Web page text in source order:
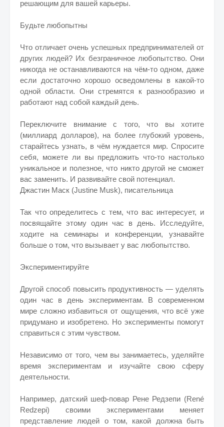
решающим для вашей карьеры.
Будьте любопытны
Что отличает очень успешных предпринимателей от
других людей? Их безграничное любопытство. Они
никогда не останавливаются на чём-то одном, даже
если достаточно хорошо осведомлены в какой-то
одной области. Они стремятся к разнообразию и
работают над собой каждый день.
Переключите внимание с того, что вы хотите
(миллиард долларов), на более глубокий уровень,
старайтесь узнать, в чём нуждается мир. Спросите
себя, можете ли вы предложить что-то настолько
уникальное и полезное, что никто другой не сможет
вас заменить. И развивайте свой потенциал.
Джастин Маск (Justine Musk), писательница
Так что определитесь с тем, что вас интересует, и
посвящайте этому один час в день. Исследуйте,
ходите на семинары и конференции, узнавайте
больше о том, что вызывает у вас любопытство.
Экспериментируйте
Другой способ повысить продуктивность — уделять
один час в день экспериментам. В современном
мире сложно избавиться от ощущения, что всё уже
придумано и изобретено. Но эксперименты помогут
справиться с этим чувством.
Независимо от того, чем вы занимаетесь, уделяйте
время экспериментам и изучайте свою сферу
деятельности.
Например, датский шеф-повар Рене Редзепи (René
Redzepi) своими экспериментами меняет
представление людей о том, какой должна быть